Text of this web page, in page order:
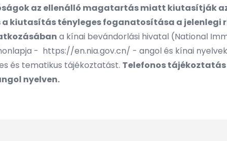
az ellenálló magatartás miatt kiutasítják
kiutasítás tényleges foganatosítása a
a kínai bevándorlási hivatal (National
- https://en.nia.gov.cn/ - angol és kínai
és tematikus tájékoztatást. Telefonos tájékoztatás
nyelven.